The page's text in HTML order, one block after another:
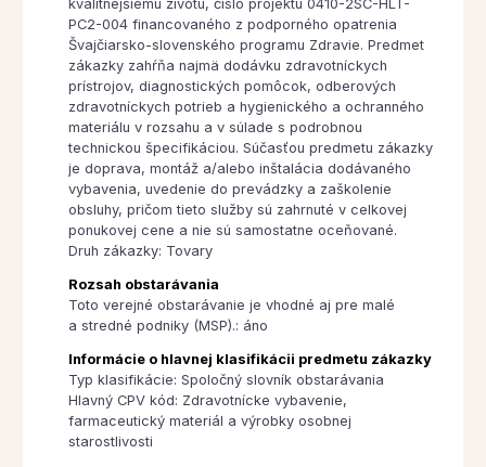
kvalitnejšiemu životu, číslo projektu 0410-2SC-HLT-
PC2-004 financovaného z podporného opatrenia
Švajčiarsko-slovenského programu Zdravie. Predmet
zákazky zahŕňa najmä dodávku zdravotníckych
prístrojov, diagnostických pomôcok, odberových
zdravotníckych potrieb a hygienického a ochranného
materiálu v rozsahu a v súlade s podrobnou
technickou špecifikáciou. Súčasťou predmetu zákazky
je doprava, montáž a/alebo inštalácia dodávaného
vybavenia, uvedenie do prevádzky a zaškolenie
obsluhy, pričom tieto služby sú zahrnuté v celkovej
ponukovej cene a nie sú samostatne oceňované.
Druh zákazky: Tovary
Rozsah obstarávania
Toto verejné obstarávanie je vhodné aj pre malé
a stredné podniky (MSP).: áno
Informácie o hlavnej klasifikácii predmetu zákazky
Typ klasifikácie: Spoločný slovník obstarávania
Hlavný CPV kód: Zdravotnícke vybavenie,
farmaceutický materiál a výrobky osobnej
starostlivosti